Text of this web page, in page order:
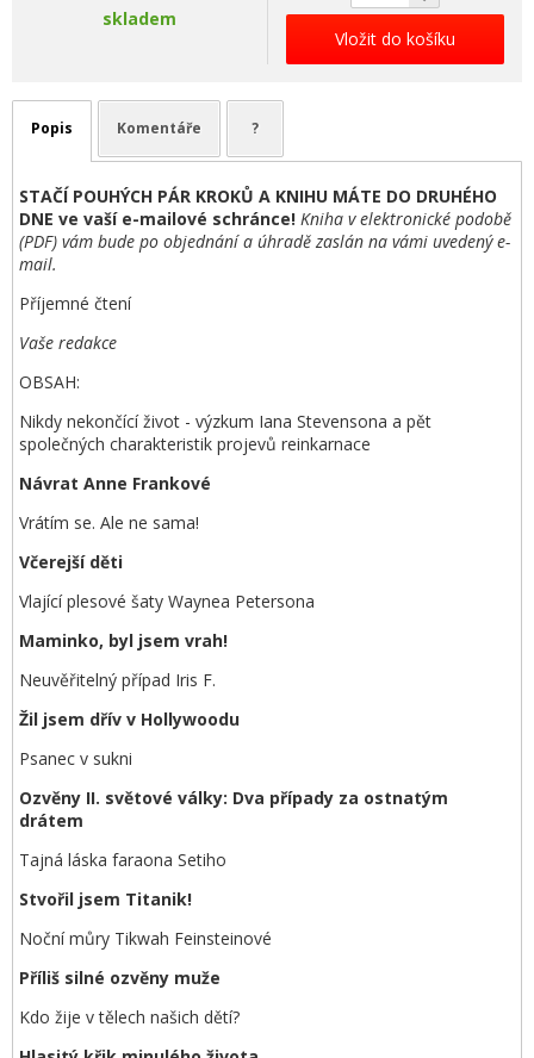
skladem
Vložit do košíku
Popis Komentáře ?
STAČÍ POUHÝCH PÁR KROKŮ A KNIHU MÁTE DO DRUHÉHO
DNE ve vaší e-mailové schránce! Kniha v elektronické podobě
(PDF) vám bude po objednání a úhradě zaslán na vámi uvedený e-
mail.
Příjemné čtení
Vaše redakce
OBSAH:
Nikdy nekončící život - výzkum Iana Stevensona a pět
společných charakteristik projevů reinkarnace
Návrat Anne Frankové
Vrátím se. Ale ne sama!
Včerejší děti
Vlající plesové šaty Waynea Petersona
Maminko, byl jsem vrah!
Neuvěřitelný případ Iris F.
Žil jsem dřív v Hollywoodu
Psanec v sukni
Ozvěny II. světové války: Dva případy za ostnatým
drátem
Tajná láska faraona Setiho
Stvořil jsem Titanik!
Noční můry Tikwah Feinsteinové
Příliš silné ozvěny muže
Kdo žije v tělech našich dětí?